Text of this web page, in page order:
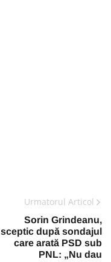
Urmatorul Articol
Sorin Grindeanu,
sceptic după sondajul
care arată PSD sub
PNL: „Nu dau